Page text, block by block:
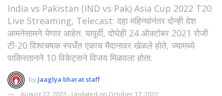
India vs Pakistan (IND vs Pak) Asia Cup 2022 T20
Live Streaming, Telecast: दहा महिन्यांनंतर दोन्ही देश
आमनेसामने येणार आहेत. यापूर्वी, दोघेही 24 ऑक्टोबर 2021 रोजी
टी-20 विश्वचषक स्पर्धेत एकाच मैदानावर खेळले होते, ज्यामध्ये
पाकिस्तानने 10 विकेट्सने विजय मिळवला होता.
by Jaaglya bharat staff
August 27, 2022 - Updated on October 17, 2022